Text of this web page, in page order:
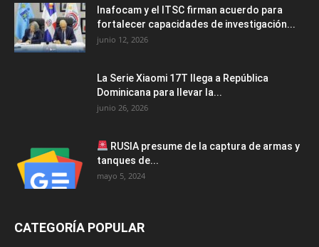
Inafocam y el ITSC firman acuerdo para
fortalecer capacidades de investigación...
junio 12, 2026
La Serie Xiaomi 17T llega a República
Dominicana para llevar la...
junio 26, 2026
RUSIA presume de la captura de armas y
tanques de...
mayo 5, 2024
CATEGORÍA POPULAR